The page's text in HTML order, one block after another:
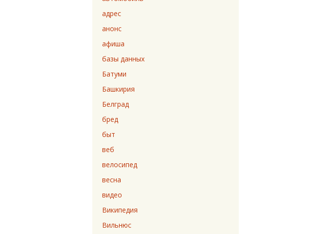
адрес
анонс
афиша
базы данных
Батуми
Башкирия
Белград
бред
быт
веб
велосипед
весна
видео
Википедия
Вильнюс